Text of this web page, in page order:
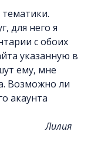
Word-
для него я
с обоих
указанную в
ему, мне
Возможно ли
акаунта
Лилия